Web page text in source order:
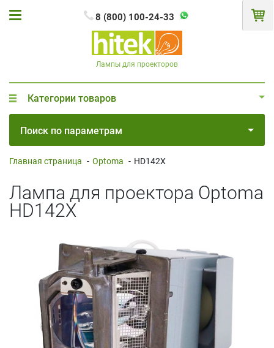
8 (800) 100-24-33
Лампы для проекторов
Категории товаров
Поиск по параметрам
Главная страница - Optoma - HD142X
Лампа для проектора Optoma
HD142X